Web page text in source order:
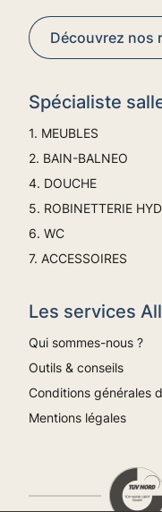
Découvrez nos
Spécialiste
1. MEUBLES
2. BAIN-BALNEO
4. DOUCHE
5. ROBINETTERIE
6. WC
7. ACCESSOIRES
Les services
Qui sommes-nous ?
Outils & conseils
Conditions générales
Mentions légales